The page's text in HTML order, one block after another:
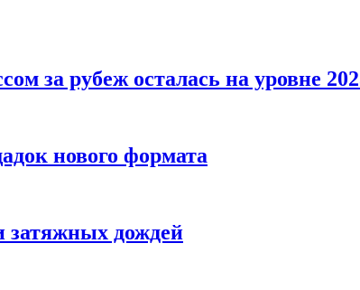
за рубеж осталась на уровне
нового формата
затяжных дождей